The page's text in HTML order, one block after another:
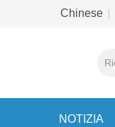
Chinese
NOTIZIA